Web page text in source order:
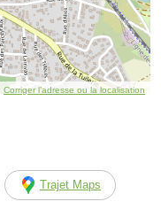
Corriger l’adresse ou la localisation
Trajet Maps